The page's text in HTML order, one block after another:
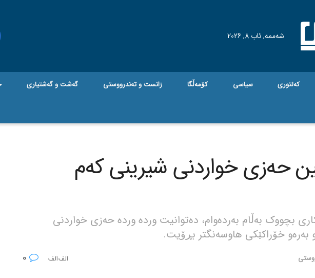
شەممە, ئاب 8, 2026
کەلتوری سیاسی کۆمەڵگا زانست و تەندرووستی گه‌شت و گه‌شتیاری
حەزی خواردنی شیرینی کەم
بچووک بەڵام بەردەوام، دەتوانیت وردە وردە حەزی خواردنی
بەرەو خۆراکێکی هاوسەنگتر بڕۆیت.